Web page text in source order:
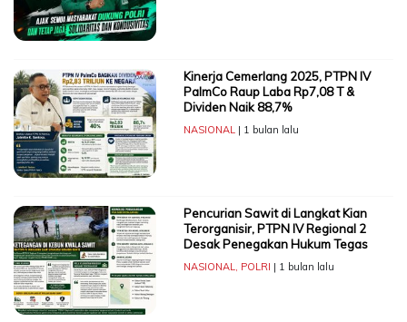
Kinerja Cemerlang 2025, PTPN IV
PalmCo Raup Laba Rp7,08 T &
Dividen Naik 88,7%
NASIONAL | 1 bulan lalu
Pencurian Sawit di Langkat Kian
Terorganisir, PTPN IV Regional 2
Desak Penegakan Hukum Tegas
NASIONAL POLRI | 1 bulan lalu